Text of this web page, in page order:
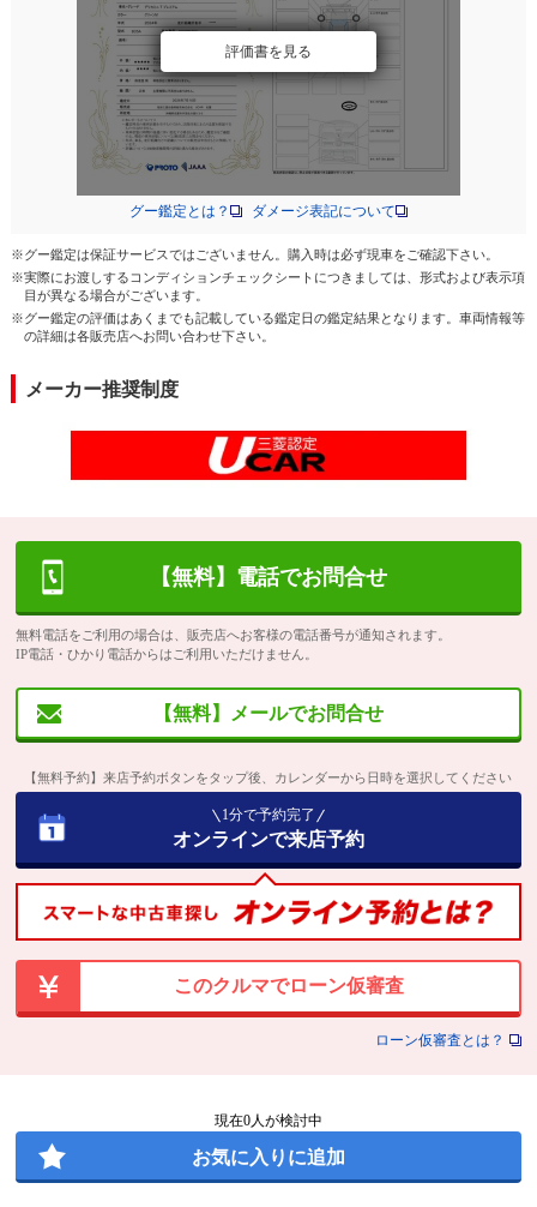
評価書を見る
グー鑑定とは？ ダメージ表記について
※グー鑑定は保証サービスではございません。購入時は必ず現車をご確認下さい。
※実際にお渡しするコンディションチェックシートにつきましては、形式および表示項
目が異なる場合がございます。
※グー鑑定の評価はあくまでも記載している鑑定日の鑑定結果となります。車両情報等
の詳細は各販売店へお問い合わせ下さい。
メーカー推奨制度
【無料】電話でお問合せ
無料電話をご利用の場合は、販売店へお客様の電話番号が通知されます。
IP電話・ひかり電話からはご利用いただけません。
【無料】メールでお問合せ
【無料予約】来店予約ボタンをタップ後、カレンダーから日時を選択してください
1分で予約完了
オンラインで来店予約
このクルマでローン仮審査
ローン仮審査とは？
現在0人が検討中
お気に入りに追加